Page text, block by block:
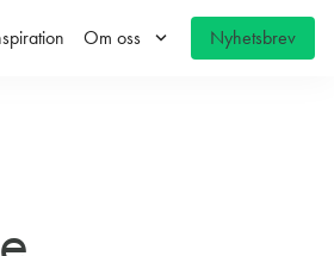
Om oss keyboard_arrow_down Nyhetsbrev